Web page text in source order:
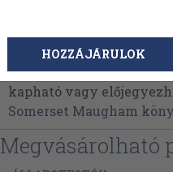
W. Somerset Maugham
W. Somerset Maugham
kapható vagy
Somerset Maugham
Megvásárolható
HOZZÁJÁRULOK